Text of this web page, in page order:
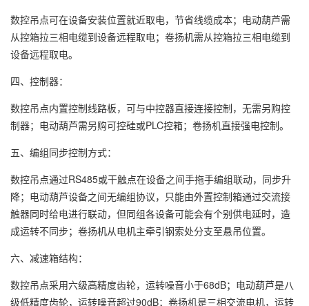
数控吊点可在设备安装位置就近取电，节省线缆成本；电动葫芦需
从控箱拉三相电缆到设备远程取电；卷扬机需从控箱拉三相电缆到
设备远程取电。
四、控制器：
数控吊点内置控制线路板，可与中控器直接连接控制，无需另购控
制器；电动葫芦需另购可控硅或PLC控箱；卷扬机直接强电控制。
五、编组同步控制方式：
数控吊点通过RS485或干触点在设备之间手拖手编组联动，同步升
降；电动葫芦设备之间无编组协议，只能由外置控制箱通过交流接
触器同时给电进行联动，但同组各设备可能会有个别供电延时，造
成运转不同步；卷扬机从电机主牵引钢索处分支至悬吊位置。
六、减速箱结构：
数控吊点采用六级高精度齿轮，运转噪音小于68dB；电动葫芦是八
级低精度齿轮，运转噪音超过90dB；卷扬机是三相交流电机，运转